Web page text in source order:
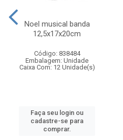
Noel musical banda
12,5x17x20cm
Código: 838484
Embalagem: Unidade
Caixa Com: 12 Unidade(s)
Faça seu login ou
cadastre-se para
comprar.